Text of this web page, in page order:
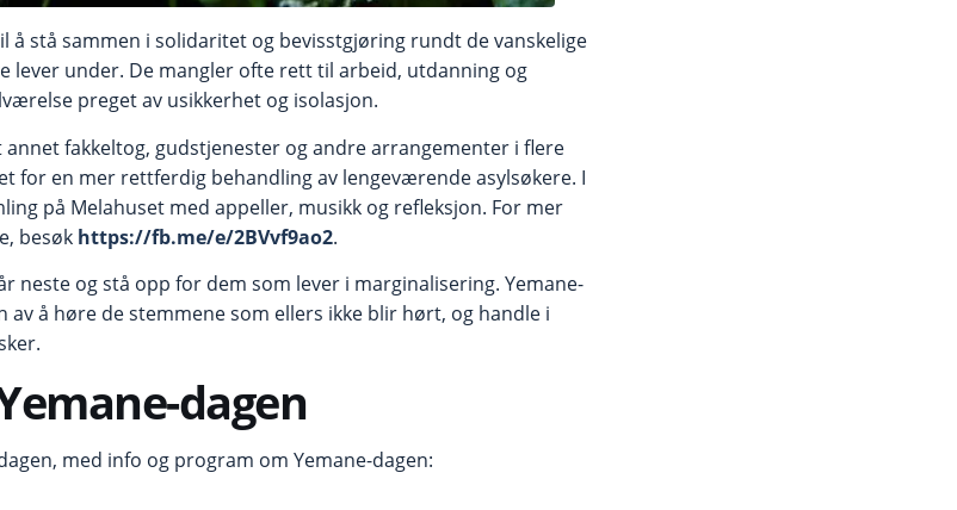
å stå sammen i solidaritet og bevisstgjøring rundt de vanskelige
lever under. De mangler ofte rett til arbeid, utdanning og
preget av usikkerhet og isolasjon.
fakkeltog, gudstjenester og andre arrangementer i flere
for en mer rettferdig behandling av lengeværende asylsøkere. I
på Melahuset med appeller, musikk og refleksjon. For mer
besøk https://fb.me/e/2BVvf9ao2.
neste og stå opp for dem som lever i marginalisering. Yemane-
av å høre de stemmene som ellers ikke blir hørt, og handle i
dagen
med info og program om Yemane-dagen: